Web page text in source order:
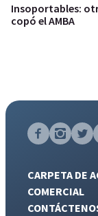
Insoportables:
copó el AMBA
CARPETA DE
COMERCIAL